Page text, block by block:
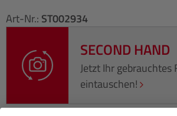
Art-Nr.: ST002934
SECOND HAND
Jetzt Ihr
eintauschen!